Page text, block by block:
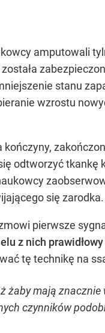
amputowali
stanu
wzrostu
odtworzyć
się zarodka.
pierwsze
z nich
tę technikę na
żaby mają
czynników